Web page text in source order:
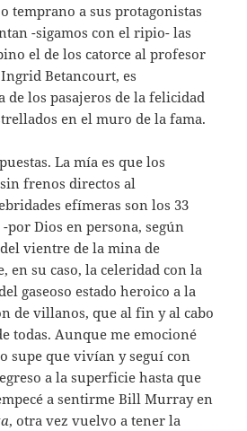
temprano a sus protagonistas
-sigamos con el ripio- las
el de los catorce al profesor
Betancourt, es
los pasajeros de la felicidad
en el muro de la fama.
La mía es que los
frenos directos al
efímeras son los 33
por Dios en persona, según
vientre de la mina de
en su caso, la celeridad con la
gaseoso estado heroico a la
de villanos, que al fin y al cabo
todas. Aunque me emocioné
supe que vivían y seguí con
a la superficie hasta que
a sentirme Bill Murray en
, otra vez vuelvo a tener la